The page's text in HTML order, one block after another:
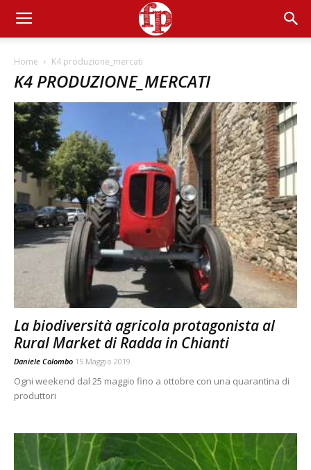
Home K4 produzione_mercati
K4 PRODUZIONE_MERCATI
La biodiversità agricola protagonista al
Rural Market di Radda in Chianti
Daniele Colombo 15 Maggio 2019
Ogni weekend dal 25 maggio fino a ottobre con una quarantina di
produttori